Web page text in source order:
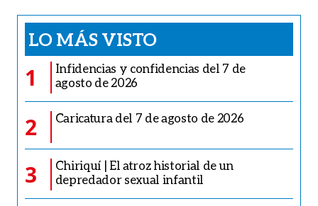
LO MÁS VISTO
1
Infidencias y confidencias del 7 de
agosto de 2026
2 Caricatura del 7 de agosto de 2026
3
Chiriquí | El atroz historial de un
depredador sexual infantil